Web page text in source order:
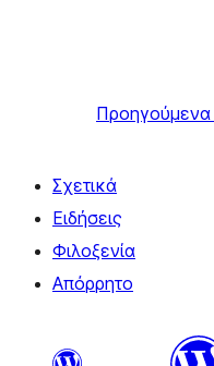
Προηγούμενα
Σχετικά
Ειδήσεις
Φιλοξενία
Απόρρητο